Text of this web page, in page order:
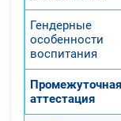
Гендерные
особенности
воспитания
Промежуточная
аттестация